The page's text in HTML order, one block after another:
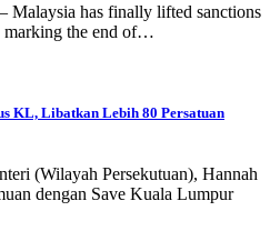
has finally lifted sanctions
marking the end of…
KL, Libatkan Lebih 80 Persatuan
(Wilayah Persekutuan), Hannah
dengan Save Kuala Lumpur